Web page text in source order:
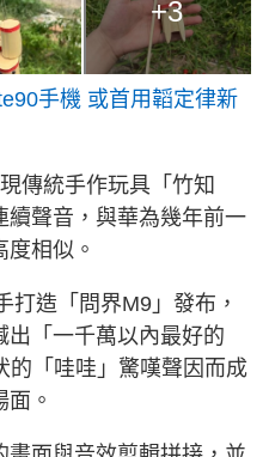
+3
手機 或首用韜定律新
傳統手作玩具「竹知
續聲音，與華為幾年前一
相似。
打造「問界M9」發布，
出「一千萬以內最好的
的「哇哇」驚嘆聲因而成
。